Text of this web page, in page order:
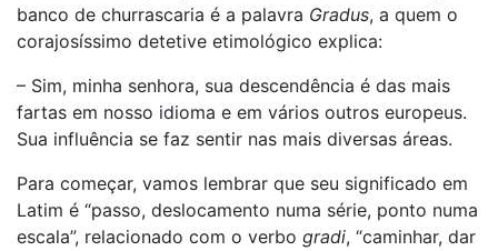
banco de churrascaria é a palavra Gradus, a quem o
corajosíssimo detetive etimológico explica:
– Sim, minha senhora, sua descendência é das mais
fartas em nosso idioma e em vários outros europeus.
Sua influência se faz sentir nas mais diversas áreas.
Para começar, vamos lembrar que seu significado em
Latim é “passo, deslocamento numa série, ponto numa
escala”, relacionado com o verbo gradi, “caminhar, dar